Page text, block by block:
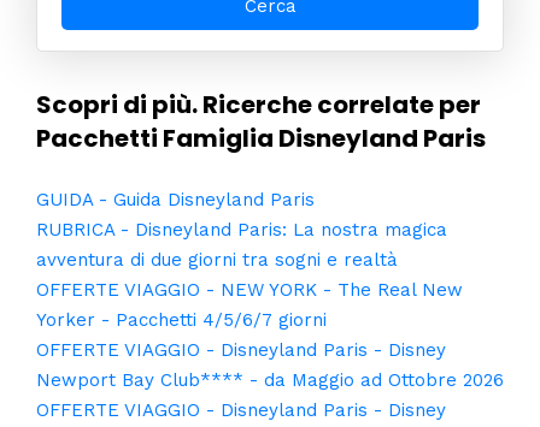
Scopri di più. Ricerche correlate per
Pacchetti Famiglia Disneyland Paris
GUIDA - Guida Disneyland Paris
RUBRICA - Disneyland Paris: La nostra magica
avventura di due giorni tra sogni e realtà
OFFERTE VIAGGIO - NEW YORK - The Real New
Yorker - Pacchetti 4/5/6/7 giorni
OFFERTE VIAGGIO - Disneyland Paris - Disney
Newport Bay Club**** - da Maggio ad Ottobre 2026
OFFERTE VIAGGIO - Disneyland Paris - Disney